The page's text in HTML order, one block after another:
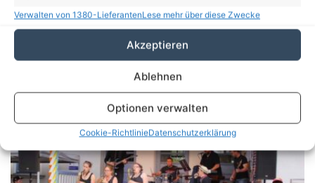
Verwalten von 1380-LieferantenLese mehr über diese Zwecke
Akzeptieren
Ablehnen
Optionen verwalten
Cookie-RichtlinieDatenschutzerklärung
Diakonischen Schulen Lobetal